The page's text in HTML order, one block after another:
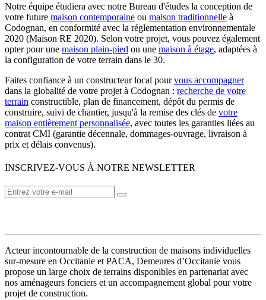
Notre équipe étudiera avec notre Bureau d'études la conception de
votre future maison contemporaine ou maison traditionnelle à
Codognan, en conformité avec la réglementation environnementale
2020 (Maison RE 2020). Selon votre projet, vous pouvez également
opter pour une maison plain-pied ou une maison à étage, adaptées à
la configuration de votre terrain dans le 30.
Faites confiance à un constructeur local pourvous accompagner
dans la globalité de votre projet à Codognan : recherche de votre
terrain constructible, plan de financement, dépôt du permis de
construire, suivi de chantier, jusqu'à la remise des clés de votre
maison entièrement personnalisée, avec toutes les garanties liées au
contrat CMI (garantie décennale, dommages-ouvrage, livraison à
prix et délais convenus).
INSCRIVEZ-VOUS À NOTRE NEWSLETTER
Acteur incontournable de la construction de maisons individuelles
sur-mesure en Occitanie et PACA, Demeures d’Occitanie vous
propose un large choix de terrains disponibles en partenariat avec
nos aménageurs fonciers et un accompagnement global pour votre
projet de construction.